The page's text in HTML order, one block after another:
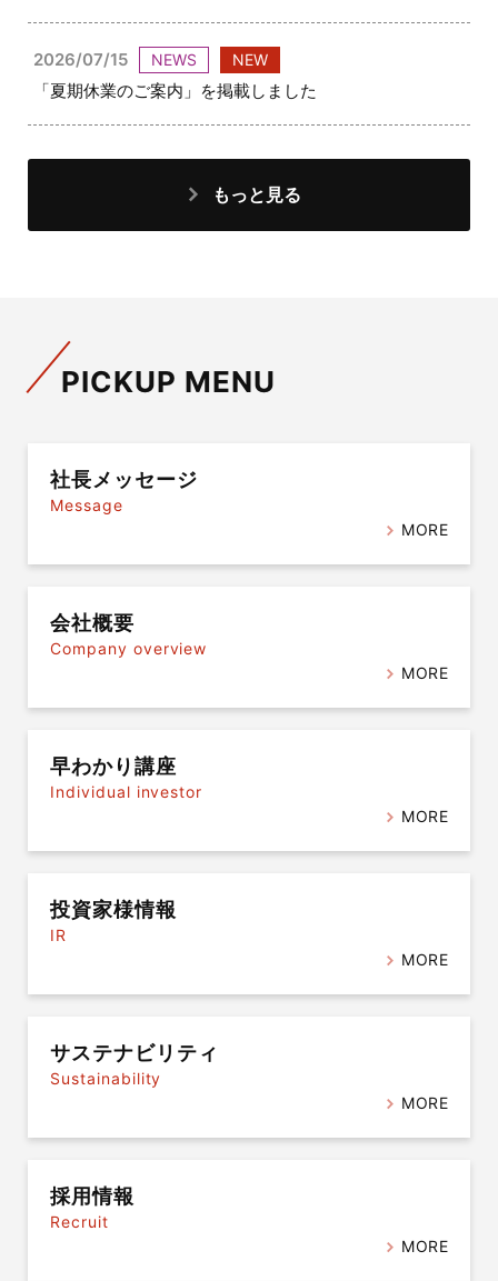
2026/07/15 NEWS NEW
「夏期休業のご案内」を掲載しました
もっと見る
PICKUP MENU
社長メッセージ
Message
MORE
会社概要
Company overview
MORE
早わかり講座
Individual investor
MORE
投資家様情報
IR
MORE
サステナビリティ
Sustainability
MORE
採用情報
Recruit
MORE